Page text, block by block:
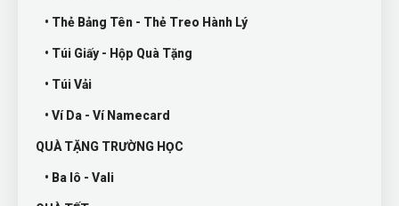
• Thẻ Bảng Tên - Thẻ Treo Hành Lý
• Túi Giấy - Hộp Quà Tặng
• Túi Vải
• Ví Da - Ví Namecard
QUÀ TẶNG TRƯỜNG HỌC
• Ba lô - Vali